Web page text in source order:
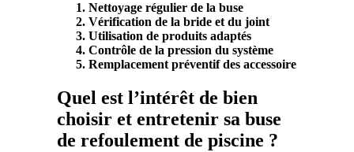
Nettoyage régulier de la buse
Vérification de la bride et du joint
Utilisation de produits adaptés
Contrôle de la pression du système
Remplacement préventif des accessoire
Quel est l’intérêt de bien
choisir et entretenir sa buse
de refoulement de piscine ?